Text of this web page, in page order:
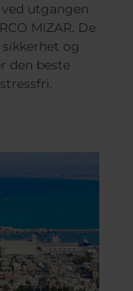
Italy
Latvia
of
Rest of
world
utgangen
MIZAR. De
og
den beste